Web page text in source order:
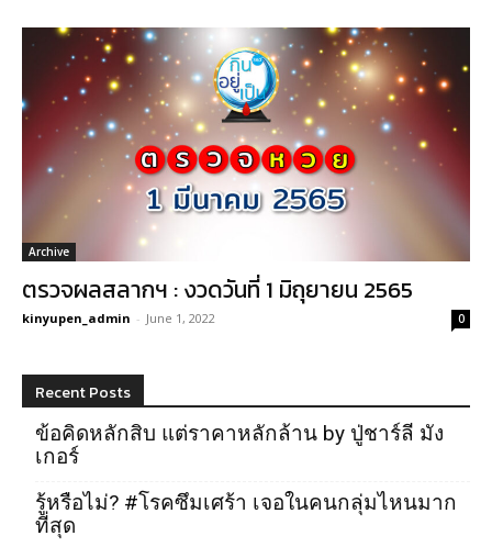
Archive
ตรวจผลสลากฯ : งวดวันที่ 1 มิถุยายน 2565
kinyupen_admin - June 1, 2022 0
Recent Posts
ข้อคิดหลักสิบ แต่ราคาหลักล้าน by ปู่ชาร์ลี มัง
เกอร์
รู้หรือไม่? #โรคซึมเศร้า เจอในคนกลุ่มไหนมาก
ที่สุด